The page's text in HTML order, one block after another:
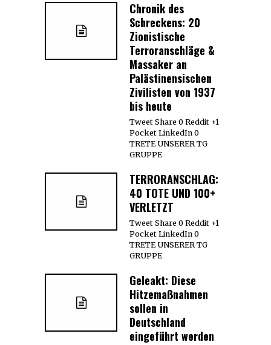
Chronik des
Schreckens: 20
Zionistische
Terroranschläge &
Massaker an
Palästinensischen
Zivilisten von 1937
bis heute
Tweet Share 0 Reddit +1
Pocket LinkedIn 0
TRETE UNSERER TG
GRUPPE
TERRORANSCHLAG:
40 TOTE UND 100+
VERLETZT
Tweet Share 0 Reddit +1
Pocket LinkedIn 0
TRETE UNSERER TG
GRUPPE
Geleakt: Diese
Hitzemaßnahmen
sollen in
Deutschland
eingeführt werden